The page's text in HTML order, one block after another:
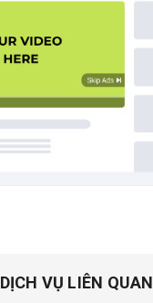
DỊCH VỤ LIÊN QUAN